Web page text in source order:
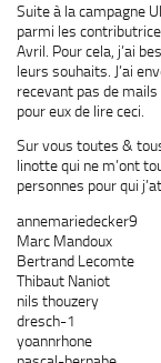
Suite à la campagne
parmi les
Avril. Pour cela, j’ai
leurs souhaits. J’ai
recevant pas de
pour eux de lire ceci.
Sur vous toutes &
linotte qui ne m’ont
personnes pour qui
annemariedecker9
Marc Mandoux
Bertrand Lecomte
Thibaut Naniot
nils thouzery
dresch-1
yoannrhone